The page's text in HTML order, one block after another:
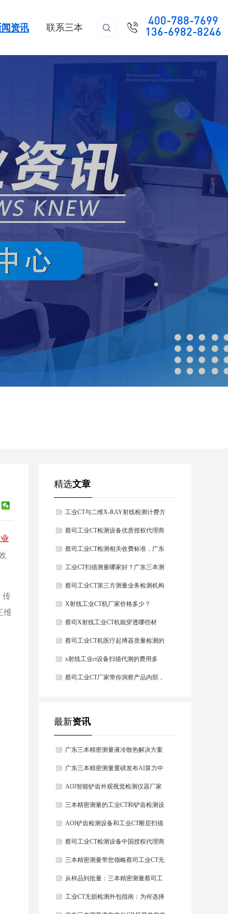
闻资讯 联系三本  
400-788-7699
136-6982-8246
传
维
精选文章
工业CT与二维X-RAY射线检测计费方
式全解析
蔡司工业CT检测设备优质授权代理商
采购指南
蔡司工业CT检测相关收费标准，广东
三本测量详细解答
工业CT扫描测量哪家好？广东三本测
量：专业工业CT测量扫描公司，高端
制造无损检测优选品牌
蔡司工业CT第三方测量业务检测机构
X射线工业CT机厂家价格多少？
蔡司X射线工业CT机能穿透哪些材
质？
蔡司工业CT机医疗起搏器质量检测的
科技先锋
x射线工业ct设备扫描代测的费用多
少？
蔡司工业CT厂家带你洞察产品内部，
最新资讯
广东三本精密测量液冷散热解决方案
揭秘AOI视觉检测仪器提升铲齿良率
的方法
广东三本精密测量重磅发布AI算力中
心水冷液冷散热质量解决方案
AOI智能铲齿外观视觉检测仪器厂家
品牌哪家好？
三本精密测量的工业CT和铲齿检测设
备在数据中心液冷板中的应用
AOI铲齿检测设备和工业CT断层扫描
在水冷板液冷板中的应用
蔡司工业CT检测设备中国授权代理商
哪家好？
三本精密测量带您领略蔡司工业CT无
损检测新维度
从样品到批量：三本精密测量蔡司工
业CT代检测全流程揭秘
工业CT无损检测外包指南：为何选择